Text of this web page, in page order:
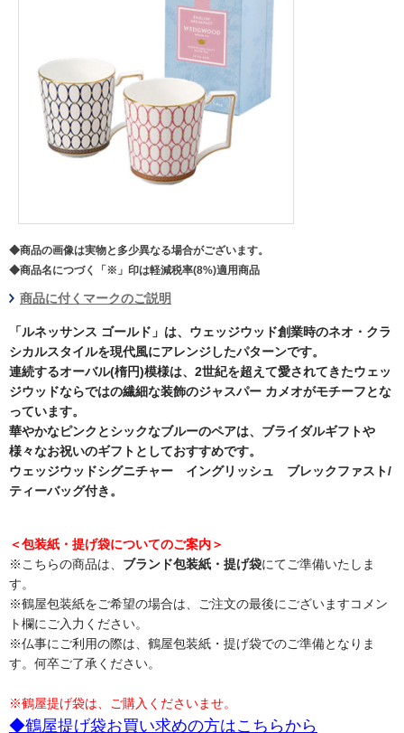
◆商品の画像は実物と多少異なる場合がございます。
◆商品名につづく「※」印は軽減税率(8%)適用商品
商品に付くマークのご説明
「ルネッサンス ゴールド」は、ウェッジウッド創業時のネオ・クラ
シカルスタイルを現代風にアレンジしたパターンです。
連続するオーバル(楕円)模様は、2世紀を超えて愛されてきたウェッ
ジウッドならではの繊細な装飾のジャスパー カメオがモチーフとな
っています。
華やかなピンクとシックなブルーのペアは、ブライダルギフトや
様々なお祝いのギフトとしておすすめです。
ウェッジウッドシグニチャー イングリッシュ ブレックファスト/
ティーバッグ付き。
＜包装紙・提げ袋についてのご案内＞
※こちらの商品は、 ブランド包装紙・提げ袋にてご準備いたしま
す。
※鶴屋包装紙をご希望の場合は、ご注文の最後にございますコメン
ト欄にご入力ください。
※仏事にご利用の際は、鶴屋包装紙・提げ袋でのご準備となりま
す。何卒ご了承ください。
※鶴屋提げ袋は、ご購入くださいませ。
◆鶴屋提げ袋お買い求めの方はこちらから